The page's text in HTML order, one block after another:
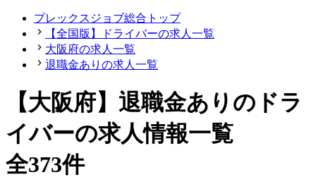
プレックスジョブ総合トップ
【全国版】ドライバーの求人一覧
大阪府の求人一覧
退職金ありの求人一覧
【大阪府】退職金ありのドラ
イバーの求人情報一覧
全373件